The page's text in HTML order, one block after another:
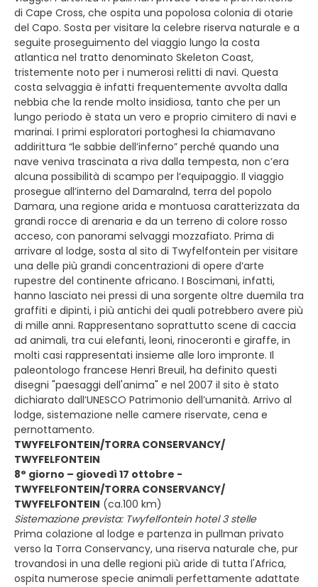
di Cape Cross, che ospita una popolosa colonia di otarie
del Capo. Sosta per visitare la celebre riserva naturale e a
seguite proseguimento del viaggio lungo la costa
atlantica nel tratto denominato Skeleton Coast,
tristemente noto per i numerosi relitti di navi. Questa
costa selvaggia è infatti frequentemente avvolta dalla
nebbia che la rende molto insidiosa, tanto che per un
lungo periodo è stata un vero e proprio cimitero di navi e
marinai. I primi esploratori portoghesi la chiamavano
addirittura “le sabbie dell’inferno” perché quando una
nave veniva trascinata a riva dalla tempesta, non c’era
alcuna possibilità di scampo per l’equipaggio. Il viaggio
prosegue all’interno del Damaralnd, terra del popolo
Damara, una regione arida e montuosa caratterizzata da
grandi rocce di arenaria e da un terreno di colore rosso
acceso, con panorami selvaggi mozzafiato. Prima di
arrivare al lodge, sosta al sito di Twyfelfontein per visitare
una delle più grandi concentrazioni di opere d’arte
rupestre del continente africano. I Boscimani, infatti,
hanno lasciato nei pressi di una sorgente oltre duemila tra
graffiti e dipinti, i più antichi dei quali potrebbero avere più
di mille anni. Rappresentano soprattutto scene di caccia
ad animali, tra cui elefanti, leoni, rinoceronti e giraffe, in
molti casi rappresentati insieme alle loro impronte. Il
paleontologo francese Henri Breuil, ha definito questi
disegni "paesaggi dell'anima" e nel 2007 il sito è stato
dichiarato dall’UNESCO Patrimonio dell’umanità. Arrivo al
lodge, sistemazione nelle camere riservate, cena e
pernottamento.
TWYFELFONTEIN/TORRA CONSERVANCY/
TWYFELFONTEIN
8° giorno – giovedì 17 ottobre -
TWYFELFONTEIN/TORRA CONSERVANCY/
TWYFELFONTEIN (ca.100 km)
Sistemazione prevista: Twyfelfontein hotel 3 stelle
Prima colazione al lodge e partenza in pullman privato
verso la Torra Conservancy, una riserva naturale che, pur
trovandosi in una delle regioni più aride di tutta l'Africa,
ospita numerose specie animali perfettamente adattate